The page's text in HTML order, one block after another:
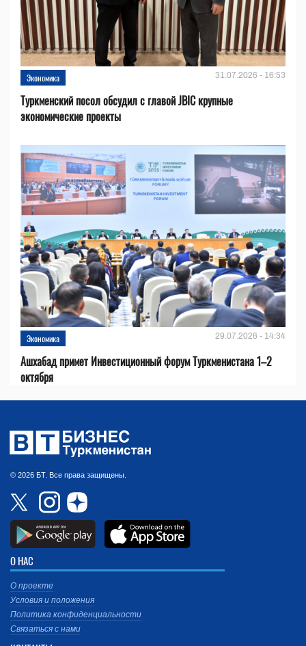
Экономика 31.07.2026 - 16:53
Туркменский посол обсудил с главой JBIC крупные
экономические проекты
Экономика 29.07.2026 - 14:34
Ашхабад примет Инвестиционный форум Туркменистана 1–2
октября
© 2026 БТ. Все права защищены.
О НАС
О проекте
Условия и положения
Политика конфиденциальности
Связаться с нами